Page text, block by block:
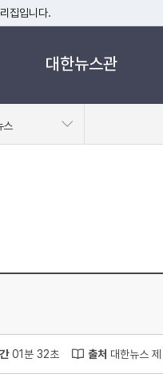
집입니다.
정부기관이 관리하는 누리집입니
대한뉴스관
스
01분 32초 출처 대한뉴스